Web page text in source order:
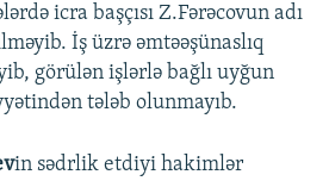
icra başçısı Z.Fərəcovun adı
İş üzrə əmtəəşünaslıq
görülən işlərlə bağlı uyğun
tələb olunmayıb.
in sədrlik etdiyi hakimlər